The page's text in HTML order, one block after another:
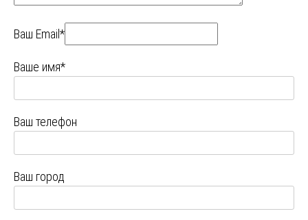
Ваш Email*
Ваше имя*
Ваш телефон
Ваш город